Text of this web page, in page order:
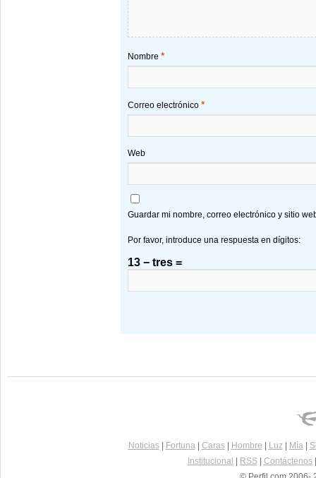
Nombre *
Correo electrónico *
Web
Guardar mi nombre, correo electrónico y sitio
Por favor, introduce una respuesta en dígitos:
13 − tres =
Noticias| Fortuna| Caras| Hombre Luz| Mía|
Institucional
RSS| Contáctenos